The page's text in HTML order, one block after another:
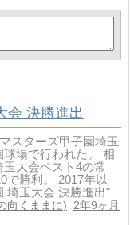
会 決勝進出
スターズ甲子園埼玉
場で行われた。 相
大会ベスト4の常
勝利。 2017年以
埼玉大会 決勝進出"
向くままに
2年9ヶ月